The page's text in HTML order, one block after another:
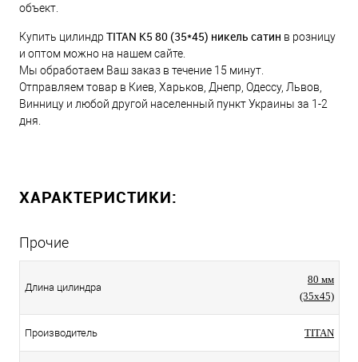
объект.
Купить цилиндр TITAN K5 80 (35*45) никель сатин в розницу
и оптом можно на нашем сайте.
Мы обработаем Ваш заказ в течение 15 минут.
Отправляем товар в Киев, Харьков, Днепр, Одессу, Львов,
Винницу и любой другой населенный пункт Украины за 1-2
дня.
ХАРАКТЕРИСТИКИ:
Прочие
Длина цилиндра
80 мм
(35x45)
Производитель TITAN